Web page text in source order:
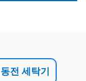
전 세탁기